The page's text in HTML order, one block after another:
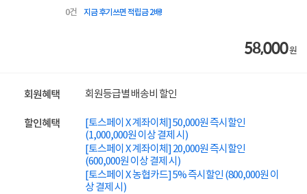
0건 지금 후기쓰면 적립금 2배!
58,000원
회원혜택 회원등급별 배송비 할인
할인혜택
[토스페이 X 계좌이체] 50,000원 즉시할인
(1,000,000원 이상 결제 시)
[토스페이 X 계좌이체] 20,000원 즉시할인
(600,000원 이상 결제 시)
[토스페이 X 농협카드] 5% 즉시할인 (800,000원 이
상 결제 시)